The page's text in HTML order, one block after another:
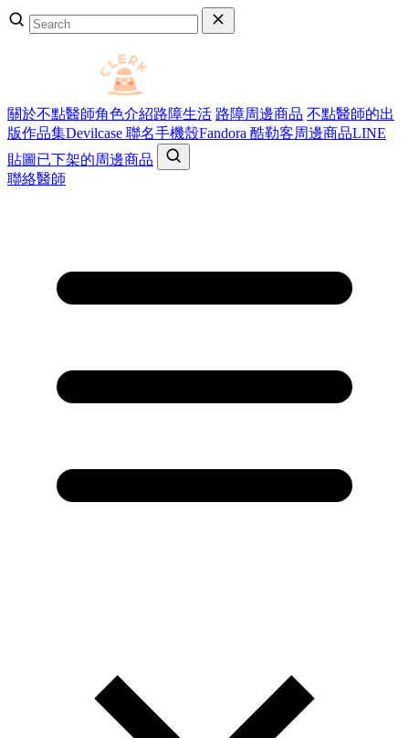
關於不點醫師角色介紹路障生活 路障周邊商品 不點醫師的出
版作品集Devilcase 聯名手機殼Fandora 酷勒客周邊商品LINE
貼圖 已下架的周邊商品
聯絡醫師